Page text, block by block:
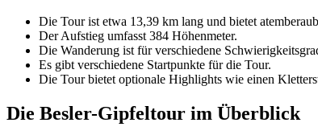
Die Tour ist etwa 13,39 km lang und bietet
Der Aufstieg umfasst 384 Höhenmeter.
Die Wanderung ist für verschiedene
Es gibt verschiedene Startpunkte für die Tour.
Die Tour bietet optionale Highlights wie einen
Die Besler-Gipfeltour im Überblick